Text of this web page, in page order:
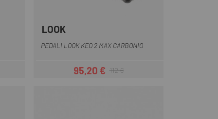
LOOK
PEDALI LOOK KEO 2 MAX CARBONIO
Prezzo
95,20 €Prezzo base
112 €